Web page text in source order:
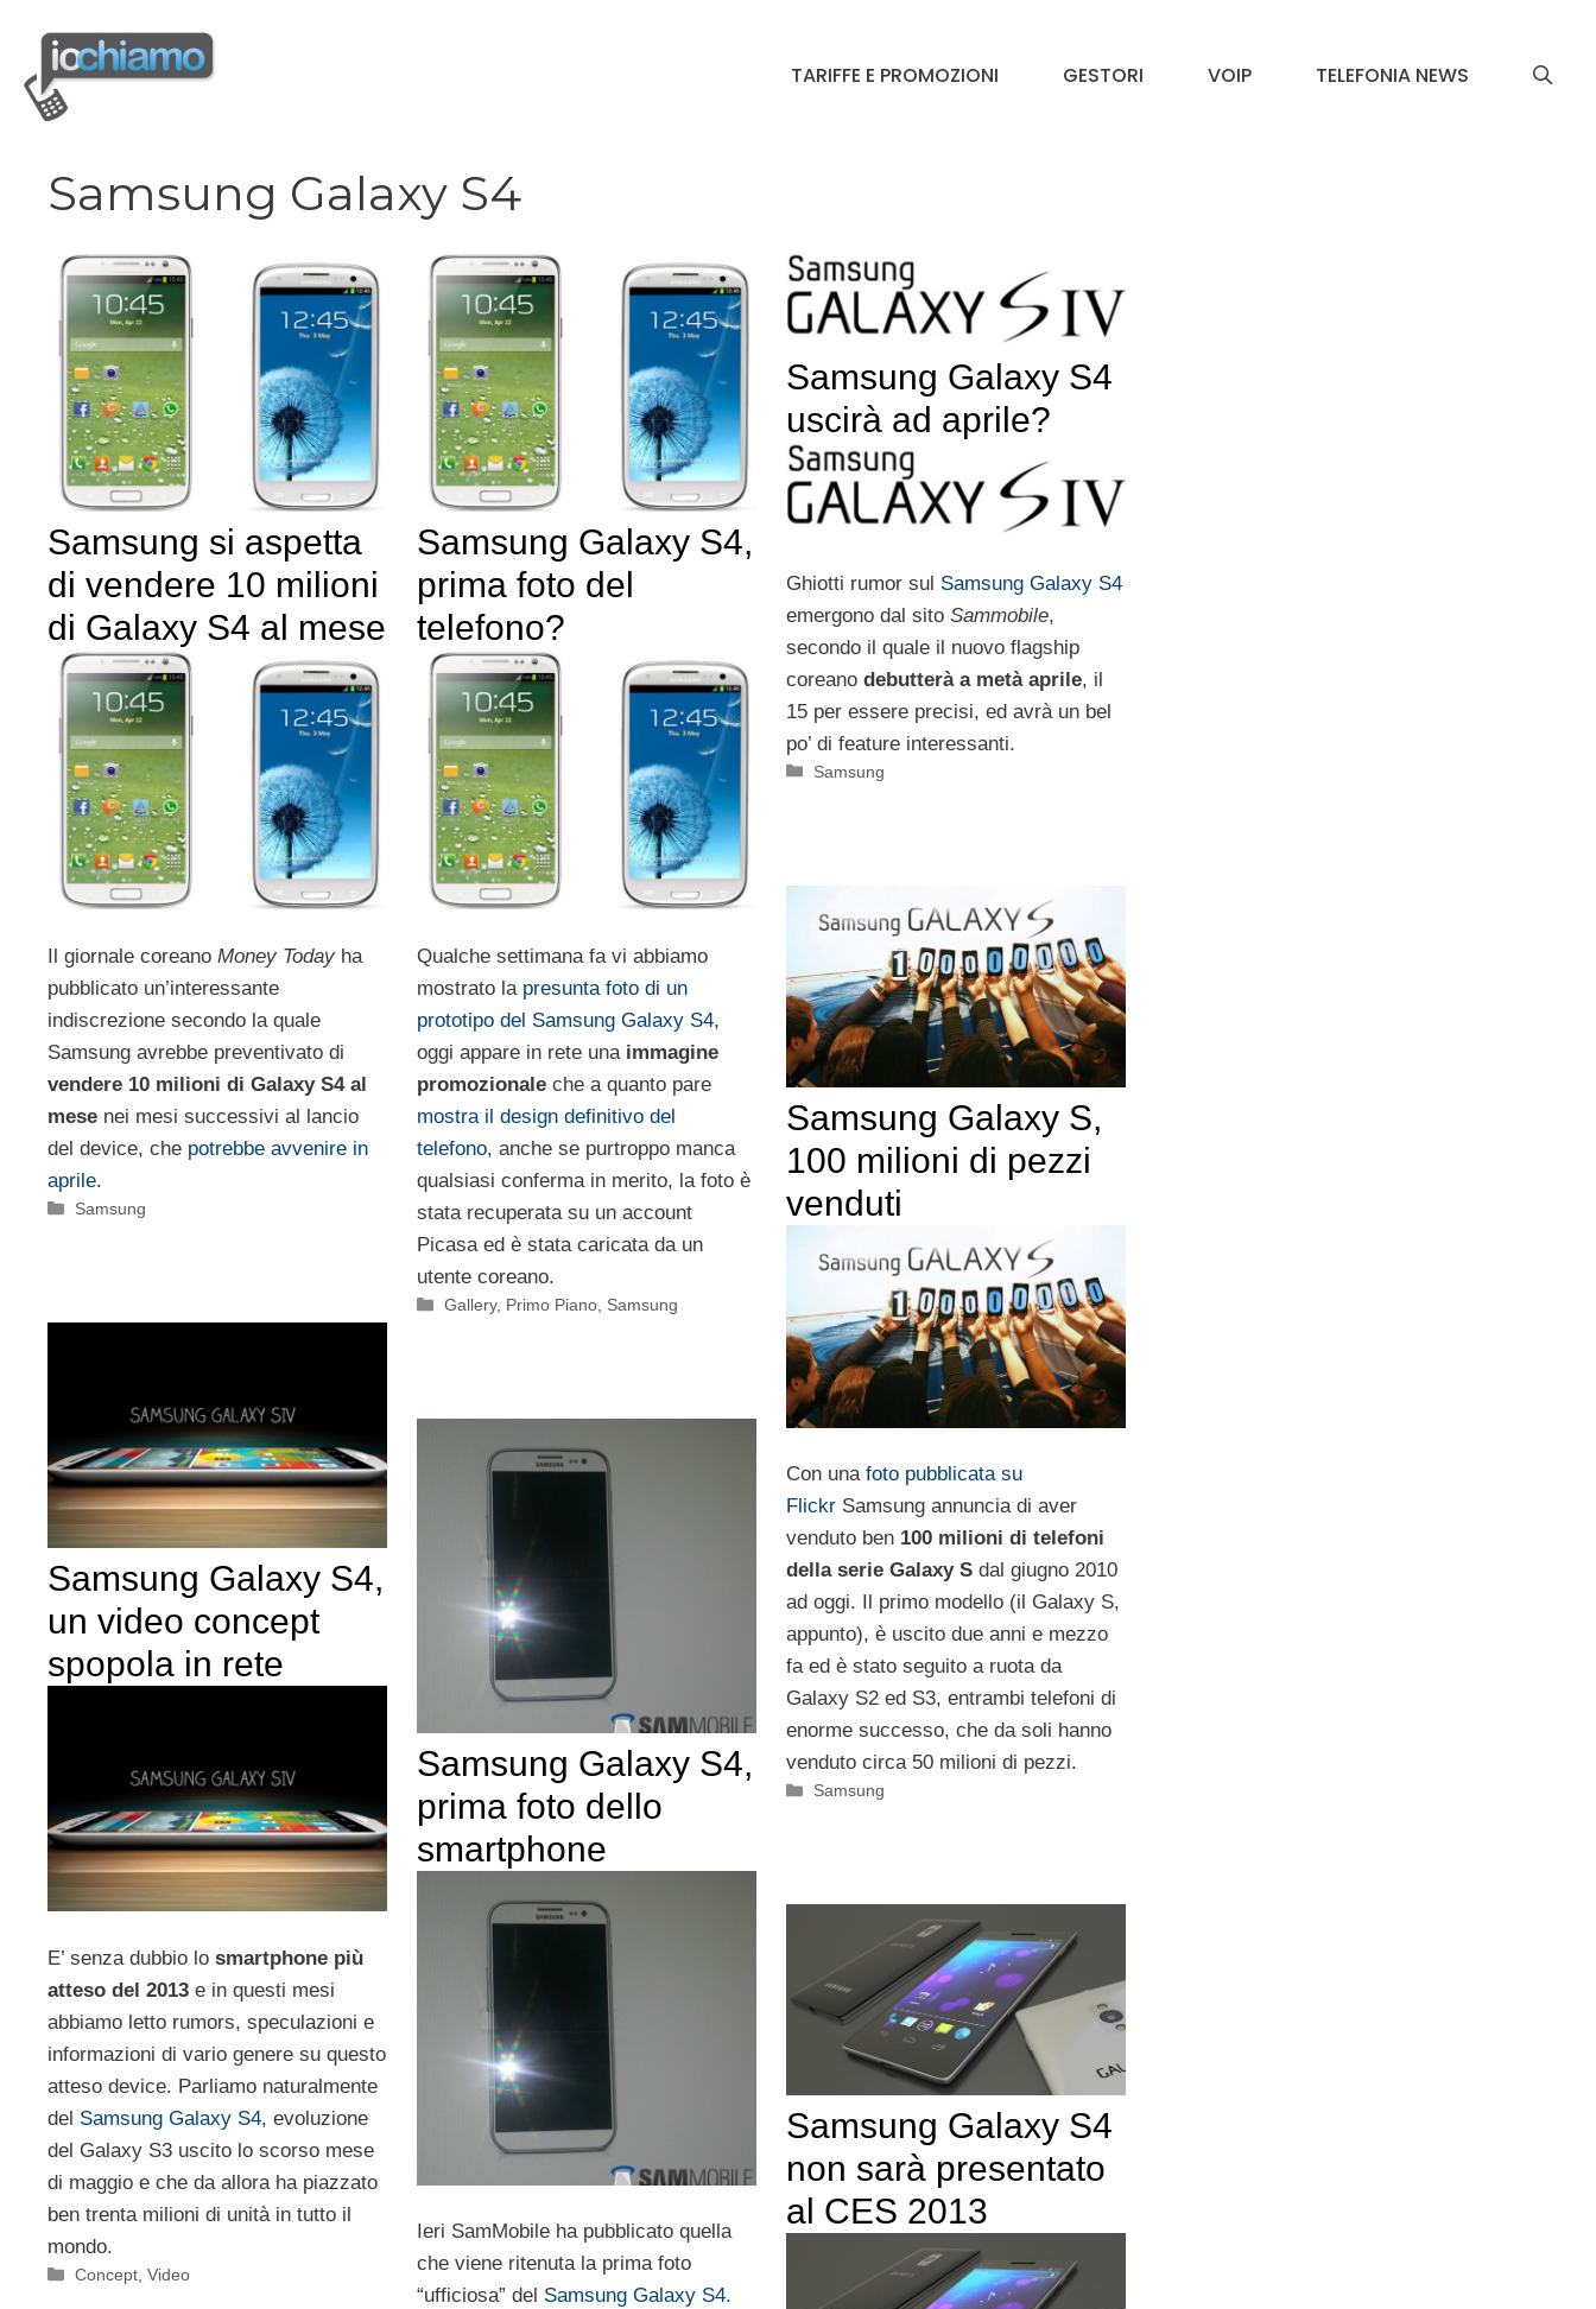
contenuto
TARIFFE E PROMOZIONI GESTORI VOIP TELEFONIA NEWS
Samsung Galaxy S4
Samsung si aspetta
di vendere 10 milioni
di Galaxy S4 al mese
Il giornale coreano Money Today ha
pubblicato un’interessante
indiscrezione secondo la quale
Samsung avrebbe preventivato di
vendere 10 milioni di Galaxy S4 al
mese nei mesi successivi al lancio
del device, che potrebbe avvenire in
aprile.
Categorie
Samsung
Samsung Galaxy S4,
prima foto del
telefono?
Qualche settimana fa vi abbiamo
mostrato la presunta foto di un
prototipo del Samsung Galaxy S4,
oggi appare in rete una immagine
promozionaleche a quanto pare
mostra il design definitivo del
telefono, anche se purtroppo manca
qualsiasi conferma in merito, la foto è
stata recuperata su un account
Picasa ed è stata caricata da un
utente coreano.
Categorie
Gallery, Primo Piano Samsung
Samsung Galaxy S4
uscirà ad aprile?
Ghiotti rumor sul Samsung Galaxy S4
emergono dal sito Sammobile,
secondo il quale il nuovo flagship
coreano debutterà a metà aprile, il
15 per essere precisi, ed avrà un bel
po’ di feature interessanti.
Categorie
Samsung
Samsung Galaxy S,
100 milioni di pezzi
venduti
Con una foto pubblicata su
FlickrSamsung annuncia di aver
venduto ben 100 milioni di telefoni
della serie Galaxy Sdal giugno 2010
ad oggi. Il primo modello (il Galaxy S,
appunto), è uscito due anni e mezzo
fa ed è stato seguito a ruota da
Galaxy S2 ed S3, entrambi telefoni di
enorme successo, che da soli hanno
venduto circa 50 milioni di pezzi.
Categorie
Samsung
Samsung Galaxy S4,
un video concept
spopola in rete
E’ senza dubbio lo smartphone più
atteso del 2013 e in questi mesi
abbiamo letto rumors, speculazioni e
informazioni di vario genere su questo
atteso device. Parliamo naturalmente
del Samsung Galaxy S4, evoluzione
del Galaxy S3 uscito lo scorso mese
di maggio e che da allora ha piazzato
ben trenta milioni di unità in tutto il
mondo.
Categorie
Concept ,Video
Samsung Galaxy S4,
prima foto dello
smartphone
Ieri SamMobile ha pubblicato quella
che viene ritenuta la prima foto
“ufficiosa” del Samsung Galaxy S4.
Samsung Galaxy S4
non sarà presentato
al CES 2013